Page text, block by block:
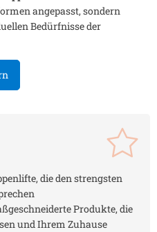
angepasst, sondern
Bedürfnisse der
die den strengsten
Produkte, die
und Ihrem Zuhause